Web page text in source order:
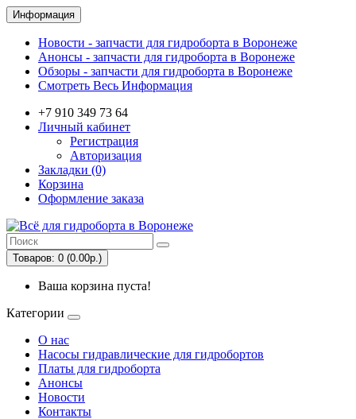
Информация
Новости - запчасти для гидроборта в Воронеже
Анонсы - запчасти для гидроборта в Воронеже
Обзоры - запчасти для гидроборта в Воронеже
Смотреть Весь Информация
+7 ‎910 349 73 64
Личный кабинет
Регистрация
Авторизация
Закладки (0)
Корзина
Оформление заказа
Товаров: 0 (0.00р.)
Ваша корзина пуста!
Категории
О нас
Насосы гидравлические для гидробортов
Платы для гидроборта
Анонсы
Новости
Контакты